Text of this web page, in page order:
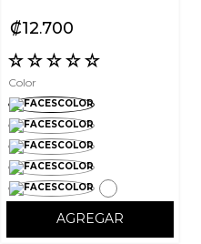
₡12 700
☆☆☆☆☆
Color
AGREGAR